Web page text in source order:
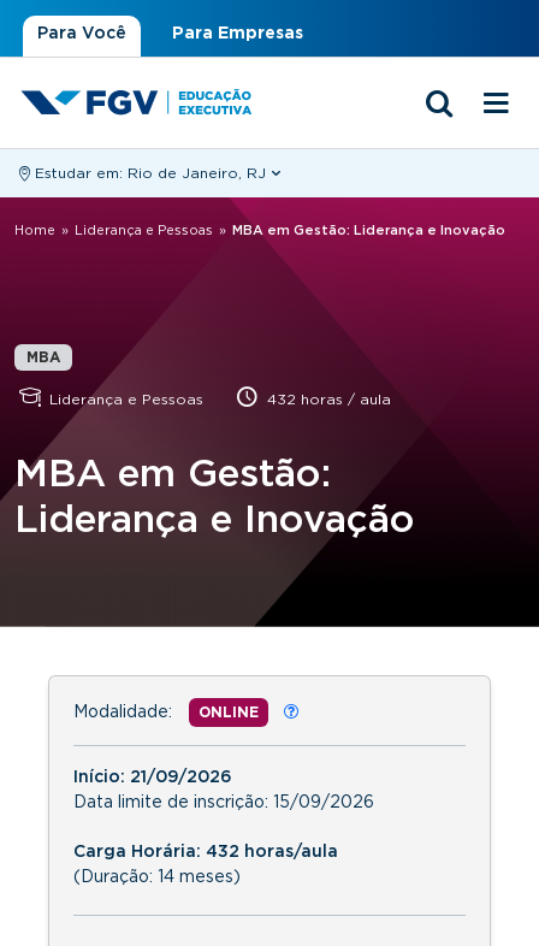
Para Você Para Empresas
Estudar em: Rio de Janeiro, RJ
Você está aqui
Home » Liderança e Pessoas » MBA em Gestão: Liderança e Inovação
MBA
Liderança e Pessoas 432 horas / aula
MBA em Gestão:
Liderança e Inovação
Modalidade: ONLINE
Início: 21/09/2026
Data limite de inscrição: 15/09/2026
Carga Horária: 432 horas/aula
(Duração: 14 meses)